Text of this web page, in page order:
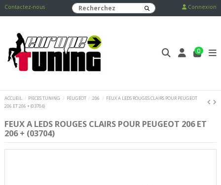
Contactez-nous Connexion
0
ACCUEIL PIECES TUNING PEUGEOT 206
FEUX A LEDS ROUGES CLAIRS POUR PEUGEOT
206 ET 206 + (03704)
FEUX A LEDS ROUGES CLAIRS POUR PEUGEOT 206 ET
206 + (03704)